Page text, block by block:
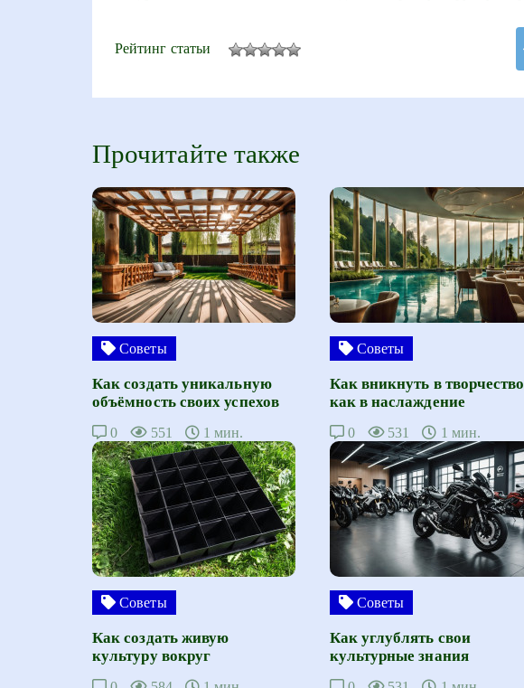
Рейтинг статьи
Прочитайте также
Советы
Как создать уникальную
объёмность своих успехов
0 551 1 мин.
Советы
Как вникнуть в творчество
как в наслаждение
0 531 1 мин.
Советы
Как создать живую
культуру вокруг
Советы
Как углублять свои
культурные знания